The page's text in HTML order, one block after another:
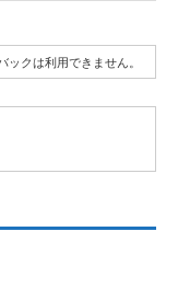
ックは利用できません。